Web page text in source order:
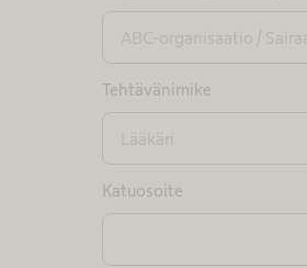
Tehtävänimike
Katuosoite